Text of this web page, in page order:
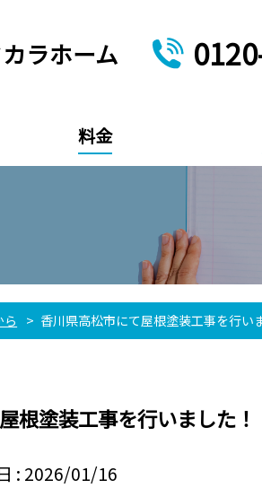
ラホーム
料金
ら 香川県高松市にて屋根塗装工事を行い
根塗装工事を行いました！
: 2026/01/16